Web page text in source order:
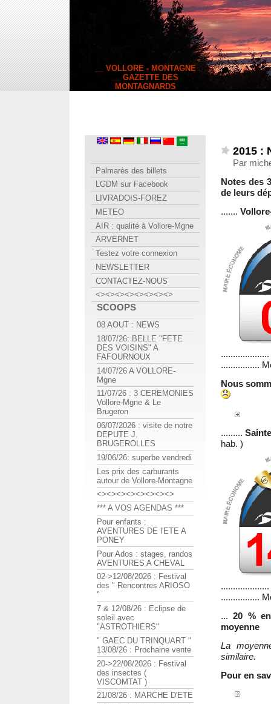
__ VOLLORE - MONTAGNE
__ GAZETTE DES
MONTAGNARDS
2015 :
Par
Notes des
de leurs
.......
....................
................
Nous
.........
hab. )
....................
................
...20 %
moyenne
La
similaire.
Pour en
Palmarès des billets
LGDM sur Facebook
LIVRADOIS-FOREZ
METEO
AIR : qualité à Vollore-Mgne
ARVERNET
Testez votre connexion
NEWSLETTER
CONTACTEZ-NOUS
<><><><><><><><>
SCOOPS
08 AOUT : NEWS
18/07/26: BELLE "FETE
DES VOISINS" A
FAFOURNOUX
14/07/26 A VOLLORE-
Mgne
11/07/26 : 3 CEREMONIES
Vollore-Mgne & Le
Brugeron
06/07/2026 : visite de notre
DEPUTE J.
BRUGEROLLES
19/06/26: superbe vendredi
Les prix des carburants
autour de Vollore-Montagne
<><><><><><><><>
*** A VOS AGENDAS ***
Pour enfants :
AVENTURES DE l'ETE A
PONEY
Pour Ados : stages, randos
AVENTURES A CHEVAL
02->12/08/2026 : Festival
des " Rencontres ARIOSO
"
7 & 12/08/26 : Eclipse de
soleil avec
"ASTROTHIERS"
" GAEC DU TRINQUART "
13/08/26 : Prochaine vente
20->22/08/2026 : Festival
des insectes (
VISCOMTAT )
21/08/26 : MARCHE D'ETE